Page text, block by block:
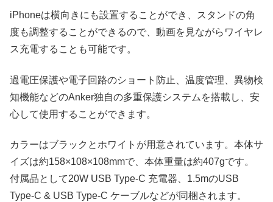
iPhoneは横向きにも設置することができ、スタンドの角
度も調整することができるので、動画を見ながらワイヤレ
ス充電することも可能です。
過電圧保護や電子回路のショート防止、温度管理、異物検
知機能などのAnker独自の多重保護システムを搭載し、安
心して使用することができます。
カラーはブラックとホワイトが用意されています。本体サ
イズは約158×108×108mmで、本体重量は約407gです。
付属品として20W USB Type-C 充電器、1.5mのUSB
Type-C & USB Type-C ケーブルなどが同梱されます。